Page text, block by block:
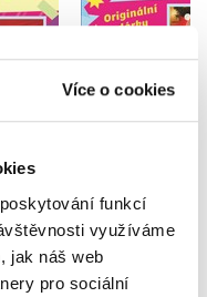
Více o cookies
funkcí
využíváme
jak náš web
pro sociální